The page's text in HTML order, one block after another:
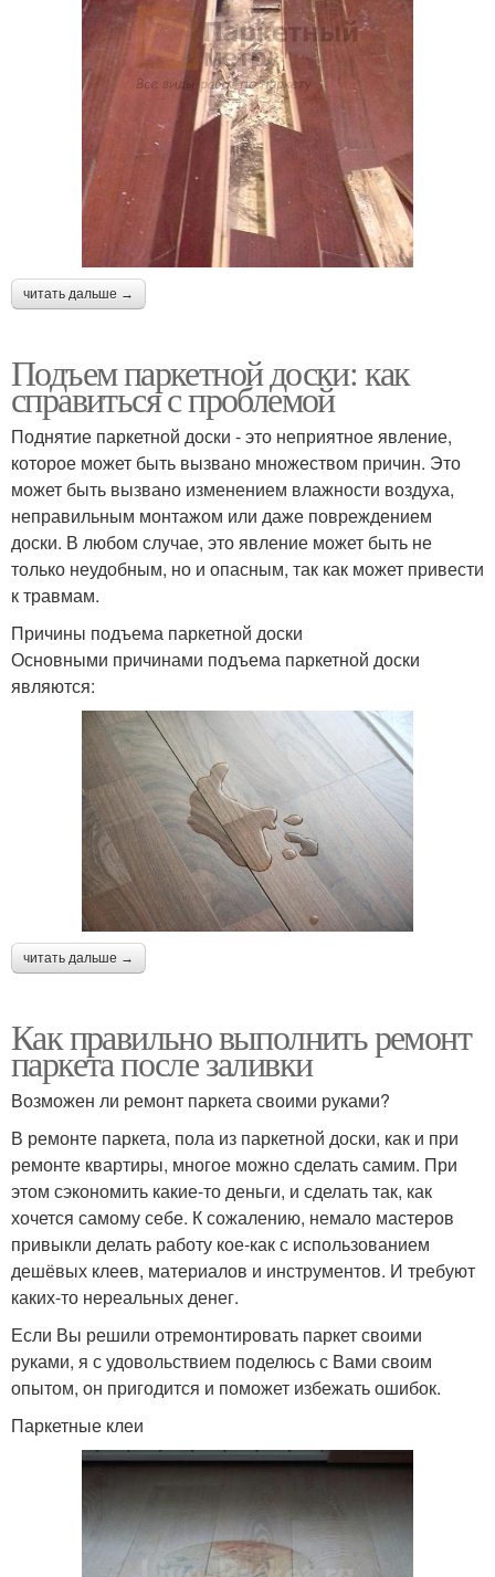
читать дальше →
Подъем паркетной доски: как
справиться с проблемой
Поднятие паркетной доски - это неприятное явление,
которое может быть вызвано множеством причин. Это
может быть вызвано изменением влажности воздуха,
неправильным монтажом или даже повреждением
доски. В любом случае, это явление может быть не
только неудобным, но и опасным, так как может привести
к травмам.
Причины подъема паркетной доски
Основными причинами подъема паркетной доски
являются:
читать дальше →
Как правильно выполнить ремонт
паркета после заливки
Возможен ли ремонт паркета своими руками?
В ремонте паркета, пола из паркетной доски, как и при
ремонте квартиры, многое можно сделать самим. При
этом сэкономить какие-то деньги, и сделать так, как
хочется самому себе. К сожалению, немало мастеров
привыкли делать работу кое-как с использованием
дешёвых клеев, материалов и инструментов. И требуют
каких-то нереальных денег.
Если Вы решили отремонтировать паркет своими
руками, я с удовольствием поделюсь с Вами своим
опытом, он пригодится и поможет избежать ошибок.
Паркетные клеи